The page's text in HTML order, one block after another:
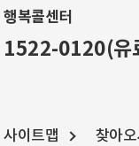
행복콜센터
1522-0120(유
사이트맵 찾아